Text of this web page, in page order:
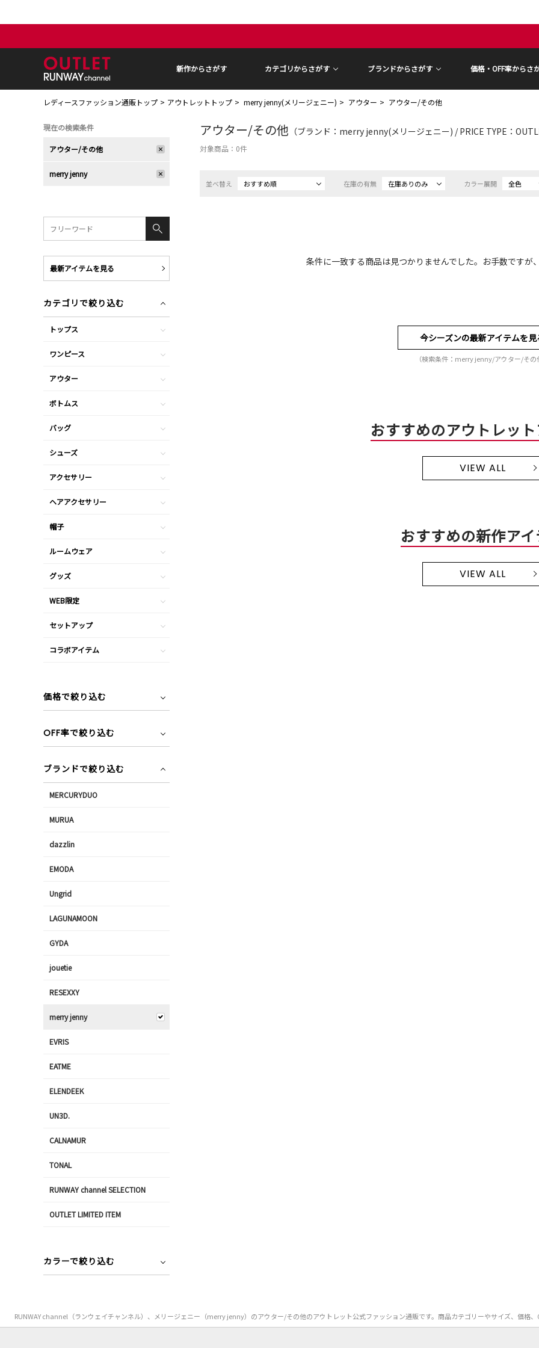
新作からさがす カテゴリからさがす ブランドからさがす 価格・OFF率からさ
レディースファッション通販トップ アウトレットトップ merry jenny(メリージェニー) アウター アウター/その他
アウター/その他 （ブランド：merry jenny(メリージェニー) / PRICE TYPE：
対象商品： 0件
並べ替え おすすめ順 在庫の有無 在庫ありのみ カラー展開 全色
条件に一致する商品は見つかりませんでした。お手数ですが
今シーズンの最新アイテムを見
（検索条件：merry jenny/アウター/その
おすすめのアウトレッ
VIEW ALL
おすすめの新作ア
VIEW ALL
現在の検索条件
アウター/その他
merry jenny
最新アイテムを見る
カテゴリで絞り込む
トップス
ワンピース
アウター
ボトムス
バッグ
シューズ
アクセサリー
ヘアアクセサリー
帽子
ルームウェア
グッズ
WEB限定
セットアップ
コラボアイテム
価格で絞り込む
OFF率で絞り込む
ブランドで絞り込む
MERCURYDUO
MURUA
dazzlin
EMODA
Ungrid
LAGUNAMOON
GYDA
jouetie
RESEXXY
merry jenny
EVRIS
EATME
ELENDEEK
UN3D.
CALNAMUR
TONAL
RUNWAY channel SELECTION
OUTLET LIMITED ITEM
カラーで絞り込む
RUNWAY channel（ランウェイチャンネル）、メリージェニー（merry jenny）のアウター/その他のアウトレット公式ファッション通販です。商品カテゴリーやサイズ、価格